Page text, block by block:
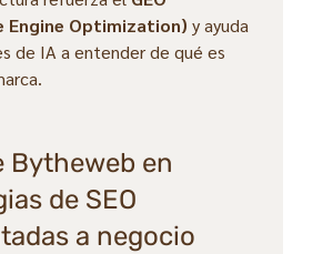
Engine Optimization) y ayuda
de IA a entender de qué es
Bytheweb en
de SEO
a negocio